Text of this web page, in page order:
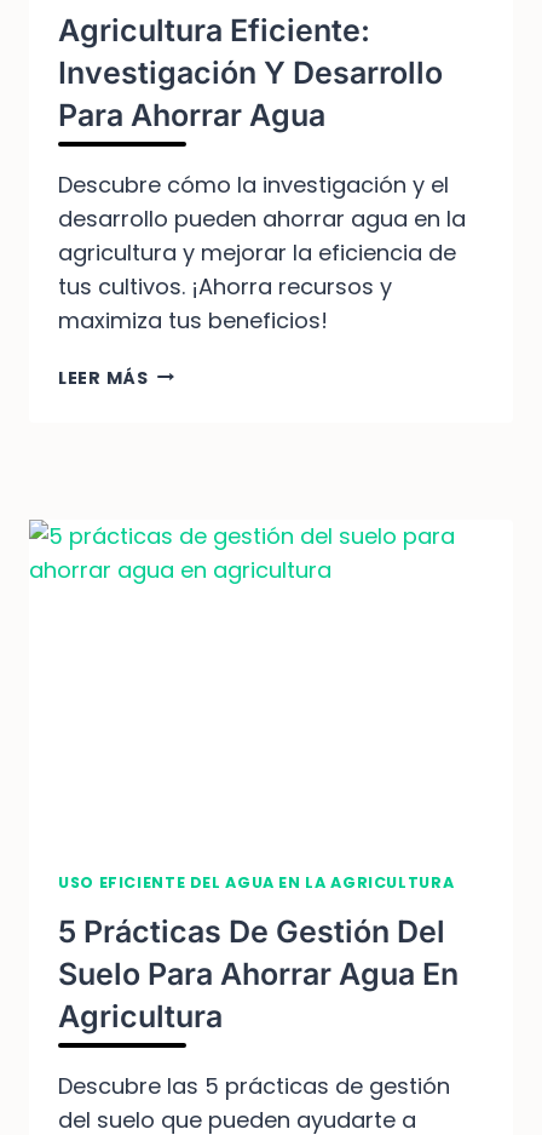
Agricultura Eficiente:
Investigación Y Desarrollo
Para Ahorrar Agua
Descubre cómo la investigación y el
desarrollo pueden ahorrar agua en la
agricultura y mejorar la eficiencia de
tus cultivos. ¡Ahorra recursos y
maximiza tus beneficios!
LEER MÁSAGRICULTURA
AHORRAR
AGUA
USO EFICIENTE DEL AGUA EN LA AGRICULTURA
5 Prácticas De Gestión Del
Suelo Para Ahorrar Agua En
Agricultura
Descubre las 5 prácticas de gestión
del suelo que pueden ayudarte a